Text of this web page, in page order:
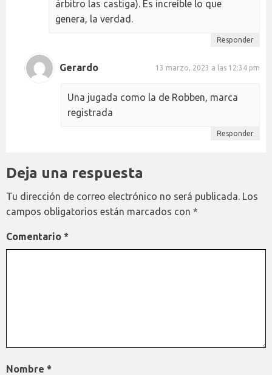
árbitro las castiga). Es increíble lo que
genera, la verdad.
Responder
Gerardo 13 marzo, 2023 a las 12:34 pm
Una jugada como la de Robben, marca
registrada
Responder
Deja una respuesta
Tu dirección de correo electrónico no será publicada. Los
campos obligatorios están marcados con *
Comentario *
Nombre *